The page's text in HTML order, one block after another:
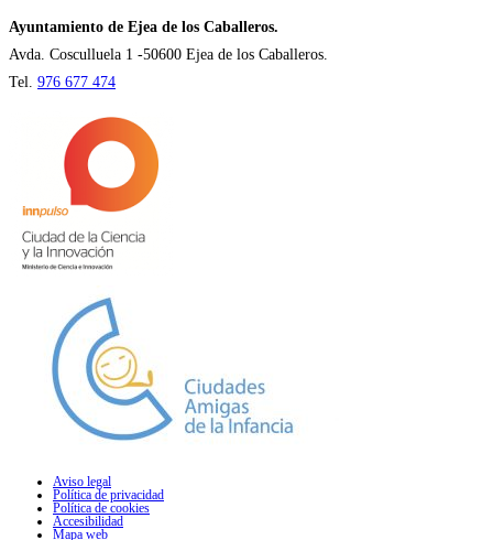
nueva
pestaña
Ayuntamiento de Ejea de los Caballeros.
Avda. Cosculluela 1 -50600 Ejea de los Caballeros.
Tel. 976 677 474
Aviso legal
Política de privacidad
Política de cookies
Accesibilidad
Mapa web